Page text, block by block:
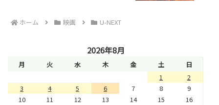
ホーム 映画 U-NEXT
2026年8月
月 火 水 木 金 土
日
1
2
3
4 5 6 7 8
9
10
11 12 13 14 15
16